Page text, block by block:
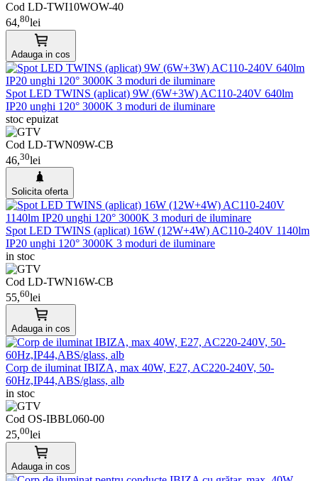
Cod LD-TWI10WOW-40
64,80lei
Adauga in cos
Spot LED TWINS (aplicat) 9W (6W+3W) AC110-240V 640lm
IP20 unghi 120° 3000K 3 moduri de iluminare
stoc epuizat
Cod LD-TWN09W-CB
46,30lei
Solicita oferta
Spot LED TWINS (aplicat) 16W (12W+4W) AC110-240V 1140lm
IP20 unghi 120° 3000K 3 moduri de iluminare
in stoc
Cod LD-TWN16W-CB
55,60lei
Adauga in cos
Corp de iluminat IBIZA, max 40W, E27, AC220-240V, 50-
60Hz,IP44,ABS/glass, alb
in stoc
Cod OS-IBBL060-00
25,00lei
Adauga in cos